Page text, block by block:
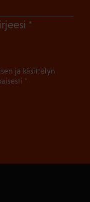
(Pakollinen)
ja käsittelyn
*